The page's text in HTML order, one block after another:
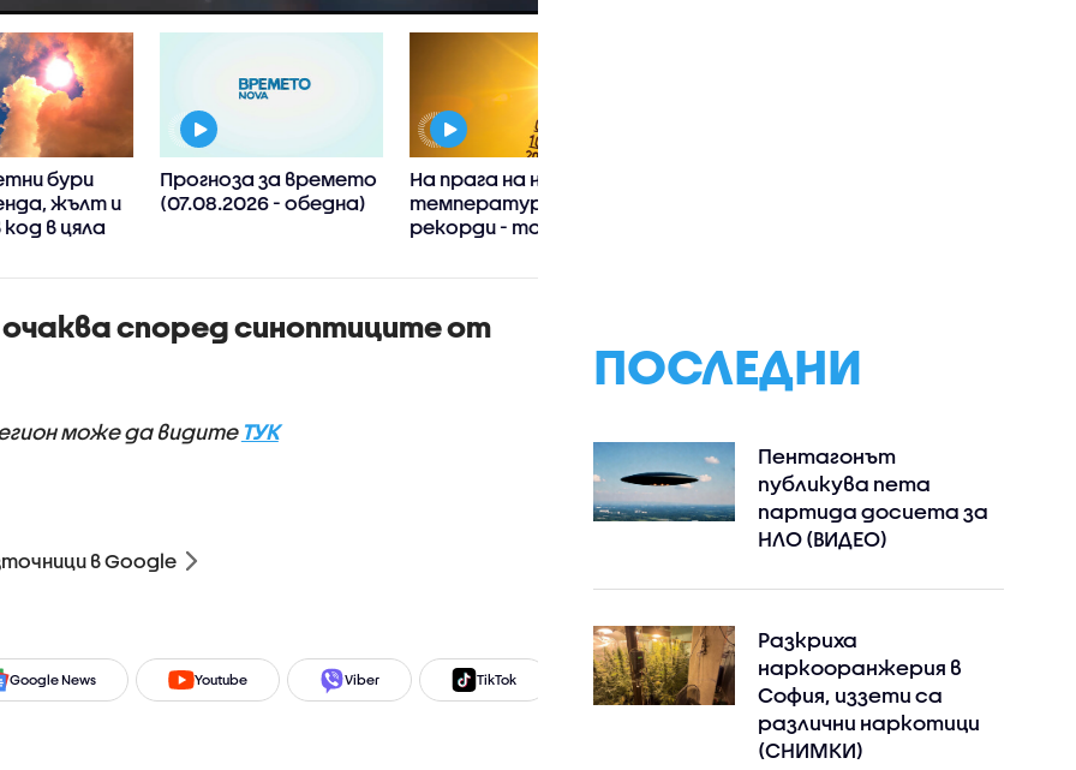
бури
жълт и
в цяла
Прогноза за времето
(07.08.2026 - обедна)
На прага на нови
температурни
рекорди - топлата
продължава
според синоптиците от
може да видите ТУК
в Google
Google News Youtube Viber TikTok Instagram Facebook
ПОСЛЕДНИ
Пентагонът
публикува пета
партида досиета за
НЛО (ВИДЕО)
Разкриха
наркооранжерия в
София, иззети са
различни наркотици
(СНИМКИ)